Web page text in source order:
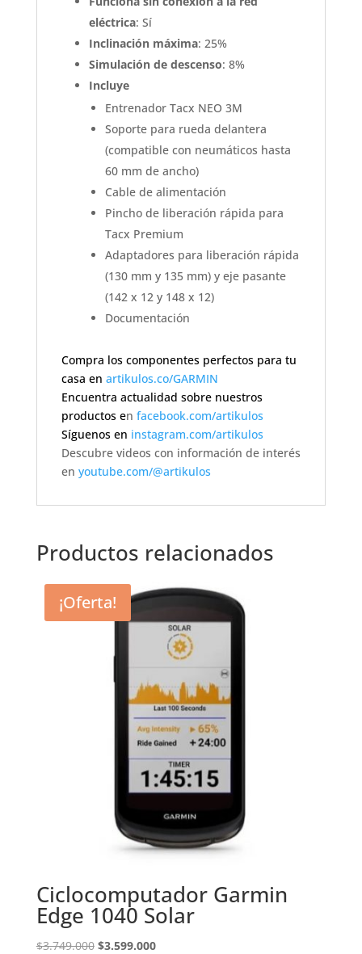
eléctrica: Sí
Inclinación máxima: 25%
Simulación de descenso: 8%
Incluye
Entrenador Tacx NEO 3M
Soporte para rueda delantera
(compatible con neumáticos hasta
60 mm de ancho)
Cable de alimentación
Pincho de liberación rápida para
Tacx Premium
Adaptadores para liberación rápida
(130 mm y 135 mm) y eje pasante
(142 x 12 y 148 x 12)
Documentación
Compra los componentes perfectos para tu
casa en artikulos.co/GARMIN
Encuentra actualidad sobre nuestros
productos en facebook.com/artikulos
Síguenos en instagram.com/artikulos
Descubre videos con información de interés
en youtube.com/@artikulos
Productos relacionados
¡Oferta!
Ciclocomputador Garmin
Edge 1040 Solar
$3.749.000 El
$3.599.000El